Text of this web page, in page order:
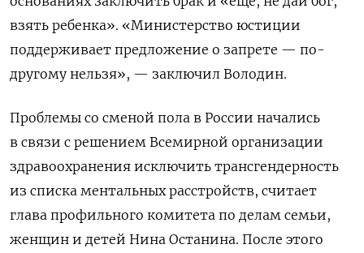
взять ребенка». «Министерство юстиции
поддерживает предложение о запрете — по-
другому нельзя», — заключил Володин.
Проблемы со сменой пола в России начались
в связи с решением Всемирной организации
здравоохранения исключить трансгендерность
из списка ментальных расстройств, считает
глава профильного комитета по делам семьи,
женщин и детей Нина Останина. После этого